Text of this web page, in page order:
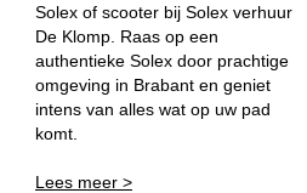
Solex of scooter bij Solex verhuur
De Klomp. Raas op een
authentieke Solex door prachtige
omgeving in Brabant en geniet
intens van alles wat op uw pad
komt.
Lees meer >